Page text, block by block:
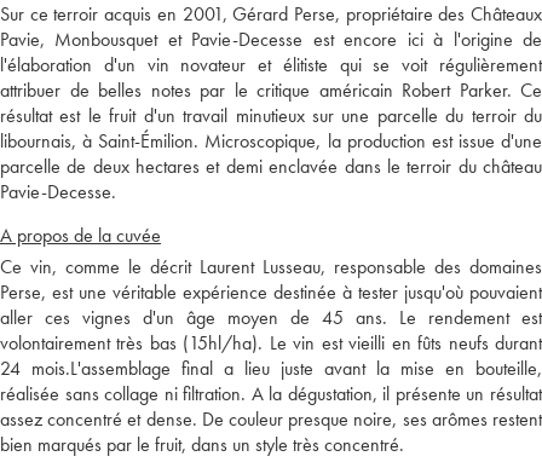
Sur ce terroir acquis en 2001, Gérard Perse, propriétaire des Châteaux
Pavie, Monbousquet et Pavie-Decesse est encore ici à l'origine de
l'élaboration d'un vin novateur et élitiste qui se voit régulièrement
attribuer de belles notes par le critique américain Robert Parker. Ce
résultat est le fruit d'un travail minutieux sur une parcelle du terroir du
libournais, à Saint-Émilion. Microscopique, la production est issue d'une
parcelle de deux hectares et demi enclavée dans le terroir du château
Pavie-Decesse.
A propos de la cuvée
Ce vin, comme le décrit Laurent Lusseau, responsable des domaines
Perse, est une véritable expérience destinée à tester jusqu'où pouvaient
aller ces vignes d'un âge moyen de 45 ans. Le rendement est
volontairement très bas (15hl/ha). Le vin est vieilli en fûts neufs durant
24 mois.L'assemblage final a lieu juste avant la mise en bouteille,
réalisée sans collage ni filtration. A la dégustation, il présente un résultat
assez concentré et dense. De couleur presque noire, ses arômes restent
bien marqués par le fruit, dans un style très concentré.